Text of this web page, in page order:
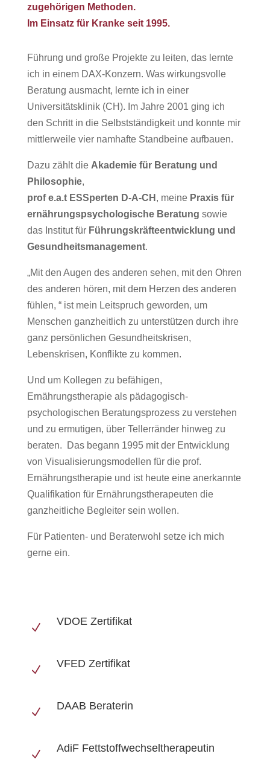
zugehörigen Methoden.
Im Einsatz für Kranke seit 1995.
Führung und große Projekte zu leiten, das lernte
ich in einem DAX-Konzern. Was wirkungsvolle
Beratung ausmacht, lernte ich in einer
Universitätsklinik (CH). Im Jahre 2001 ging ich
den Schritt in die Selbstständigkeit und konnte mir
mittlerweile vier namhafte Standbeine aufbauen.
Dazu zählt die Akademie für Beratung und
Philosophie,
prof e.a.t ESSperten D-A-CH , meine Praxis für
ernährungspsychologische Beratung sowie
das Institut für Führungskräfteentwicklung und
Gesundheitsmanagement.
„Mit den Augen des anderen sehen, mit den Ohren
des anderen hören, mit dem Herzen des anderen
fühlen, “ ist mein Leitspruch geworden, um
Menschen ganzheitlich zu unterstützen durch ihre
ganz persönlichen Gesundheitskrisen,
Lebenskrisen, Konflikte zu kommen.
Und um Kollegen zu befähigen,
Ernährungstherapie als pädagogisch-
psychologischen Beratungsprozess zu verstehen
und zu ermutigen, über Tellerränder hinweg zu
beraten. Das begann 1995 mit der Entwicklung
von Visualisierungsmodellen für die prof.
Ernährungstherapie und ist heute eine anerkannte
Qualifikation für Ernährungstherapeuten die
ganzheitliche Begleiter sein wollen.
Für Patienten- und Beraterwohl setze ich mich
gerne ein.
N
VDOE Zertifikat
N
VFED Zertifikat
N
DAAB Beraterin
N
AdiF Fettstoffwechseltherapeutin